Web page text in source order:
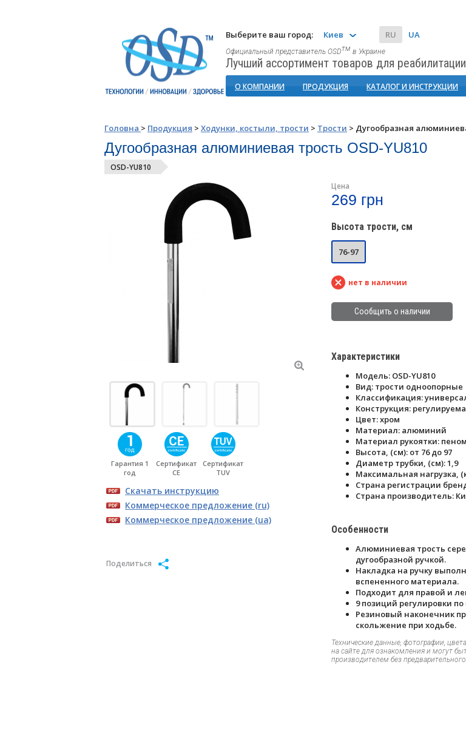
Выберите ваш город: Киев RU UA
Официальный представитель OSDтм в Украине
Лучший ассортимент товаров для реабилитации
О КОМПАНИИ ПРОДУКЦИЯ КАТАЛОГ И ИНСТРУКЦИИ
Головна > Продукция > Ходунки, костыли, трости > Трости > Дугообразная
Дугообразная алюминиевая трость OSD-YU810
OSD-YU810
Гарантия 1
год
Сертификат
CE
Сертификат
TUV
Скачать инструкцию
Коммерческое предложение (ru)
Коммерческое предложение (ua)
Поделиться
Цена
269 грн
Высота трости, см
76-97
нет в наличии
Сообщить о наличии
Характеристики
Модель: OSD-YU810
Вид: трости одноопорные
Классификация:
Конструкция:
Цвет: хром
Материал: алюминий
Материал рукоятки:
Высота, (см): от 76 до 97
Диаметр трубки, (см): 1,9
Максимальная нагрузка,
Страна регистрации
Страна производитель:
Особенности
Алюминиевая трость
дугообразной ручкой.
Накладка на ручку
вспененного материала.
Подходит для правой и
9 позиций регулировки
Резиновый наконечник
скольжение при ходьбе.
Технические данные, фотографии,
на сайте для ознакомления и могут
производителем без